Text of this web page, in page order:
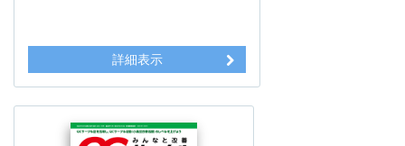
詳細表示